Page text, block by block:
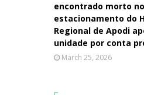
encontrado morto no
estacionamento do
Regional de Apodi
unidade por conta
March 25, 2026